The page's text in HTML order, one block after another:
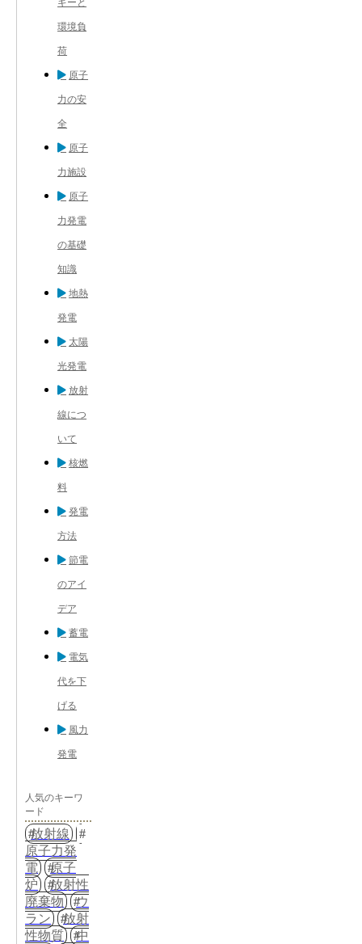
環境負
荷
原子
力の安
全
原子
力施設
原子
力発電
の基礎
知識
地熱
発電
太陽
光発電
放射
線につ
いて
核燃
料
発電
方法
節電
のアイ
デア
蓄電
電気
代を下
げる
風力
発電
人気のキーワ
ード
放射線
原子力発
電
原子
炉
放射性
廃棄物
ウ
ラン
放射
性物質
中